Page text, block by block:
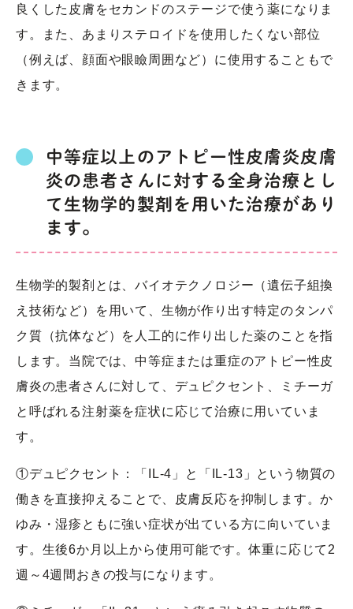
良くした皮膚をセカンドのステージで使う薬になりま
す。また、あまりステロイドを使用したくない部位
（例えば、顔面や眼瞼周囲など）に使用することもで
きます。
中等症以上のアトピー性皮膚炎皮膚
炎の患者さんに対する全身治療とし
て生物学的製剤を用いた治療があり
ます。
生物学的製剤とは、バイオテクノロジー（遺伝子組換
え技術など）を用いて、生物が作り出す特定のタンパ
ク質（抗体など）を人工的に作り出した薬のことを指
します。当院では、中等症または重症のアトピー性皮
膚炎の患者さんに対して、デュピクセント、ミチーガ
と呼ばれる注射薬を症状に応じて治療に用いていま
す。
①デュピクセント：「IL-4」と「IL-13」という物質の
働きを直接抑えることで、皮膚反応を抑制します。か
ゆみ・湿疹ともに強い症状が出ている方に向いていま
す。生後6か月以上から使用可能です。体重に応じて2
週～4週間おきの投与になります。